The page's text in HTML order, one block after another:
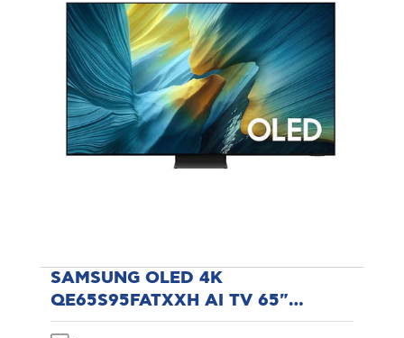
SAMSUNG OLED 4K
QE65S95FATXXH AI TV 65"
Τηλεόραση